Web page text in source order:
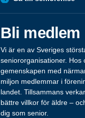
Bli medlem
Vi är en av Sveriges
seniororganisationer. Hos
gemenskapen med
miljon medlemmar i
landet. Tillsammans
bättre villkor för äldre –
dig som senior.